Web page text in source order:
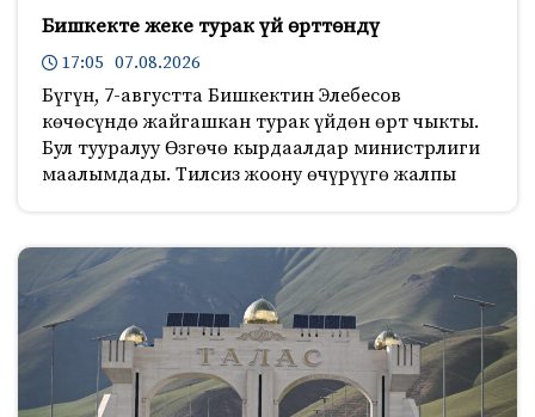
Бишкекте жеке турак үй өрттөндү
17:05 07.08.2026
Бүгүн, 7-августта Бишкектин Элебесов
көчөсүндө жайгашкан турак үйдөн өрт чыкты.
Бул тууралуу Өзгөчө кырдаалдар министрлиги
маалымдады. Тилсиз жоону өчүрүүгө жалпы